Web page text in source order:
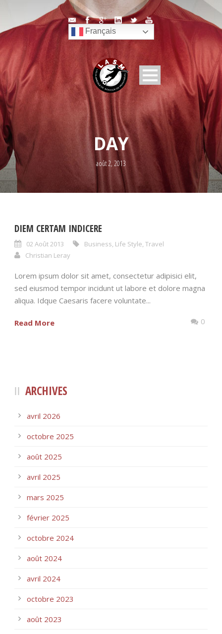
Français
DAY
août 2, 2013
DIEM CERTAM INDICERE
02 Août 2013 Business, Life Style, Travel
Christian Leray
Lorem ipsum dolor sit amet, consectetur adipisici elit,
sed eiusmod tempor incidunt ut labore et dolore magna
aliqua. Idque Caesaris facere voluntate...
Read More 0
ARCHIVES
avril 2026
octobre 2025
août 2025
avril 2025
mars 2025
février 2025
octobre 2024
août 2024
avril 2024
octobre 2023
août 2023